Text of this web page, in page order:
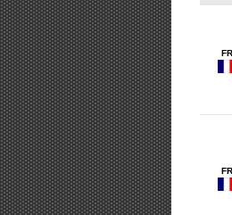
FR
FR